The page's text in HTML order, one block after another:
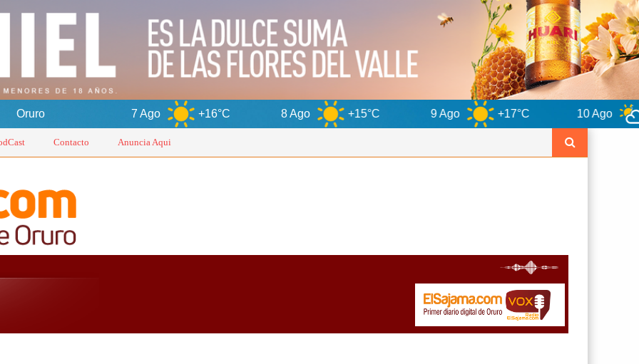
+16°C 8 Ago +15°C 9 Ago +17°C 10 Ago +13°C
Contacto Anuncia Aqui